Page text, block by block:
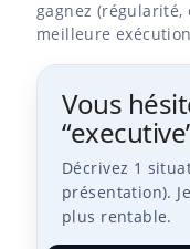
gagnez (régularité,
meilleure
Vous
Décrivez 1
présentation).
plus rentable.